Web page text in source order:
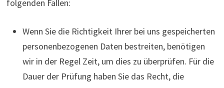
folgenden Fällen:
Wenn Sie die Richtigkeit Ihrer bei uns gespeicherten
personenbezogenen Daten bestreiten, benötigen
wir in der Regel Zeit, um dies zu überprüfen. Für die
Dauer der Prüfung haben Sie das Recht, die